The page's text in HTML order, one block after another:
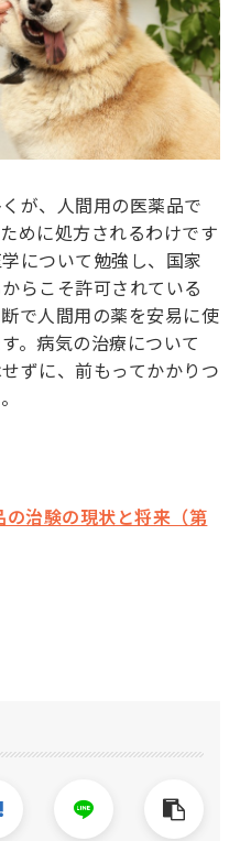
が、人間用の医薬品で
めに処方されるわけです
について勉強し、国家
らこそ許可されている
で人間用の薬を安易に使
。病気の治療について
ずに、前もってかかりつ
治験の現状と将来（第